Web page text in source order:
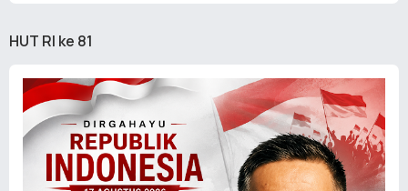
HUT RI ke 81